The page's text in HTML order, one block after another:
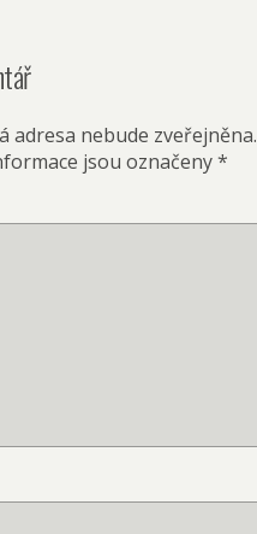
adresa nebude zveřejněna.
jsou označeny*